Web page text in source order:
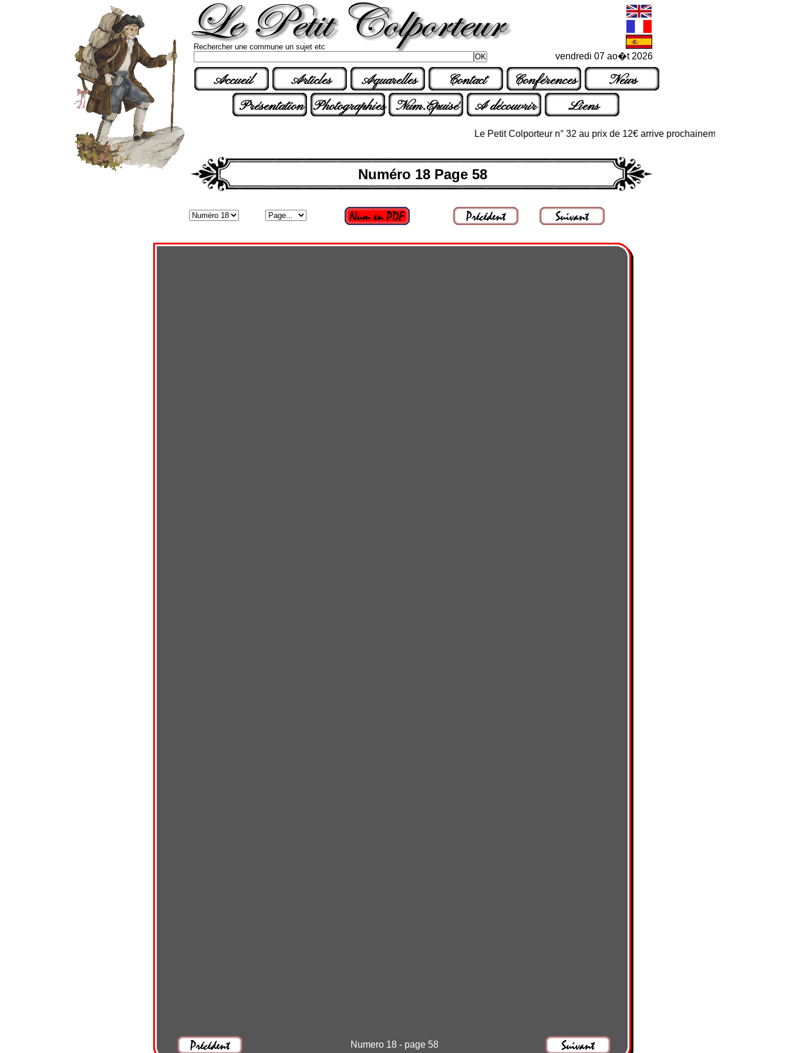
vendredi 07 ao�t 2026
Rechercher une commune un sujet etc
Accueil Articles Aquarelles Contact Conférences
News
Présentation Photographies Num.Epuisé A découvrir Liens
Le Petit Colporteur n° 32 au prix de 12€ arrive prochainement dans les points
Numéro 18 Page 58
Numero 18 - page 58